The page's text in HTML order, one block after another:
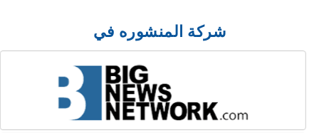
شركة المنشوره في